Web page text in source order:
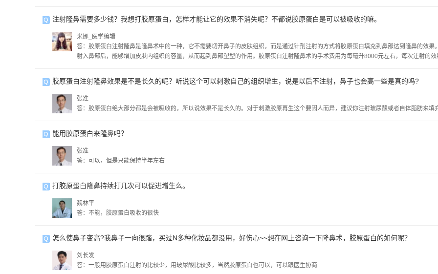
注射隆鼻需要多少钱？我想打胶原蛋白，怎样才能让它的效果不消失呢？不都说胶原蛋白是可以被吸收的嘛。
米娜_医学编辑
答：胶原蛋白注射隆鼻是隆鼻术中的一种，它不需要切开鼻子的皮肤组织，而是通过针剂注射的方式将胶原蛋白填充到鼻部达到隆鼻的效果
射入鼻部后，能够增加皮肤内组织的容量，从而起到鼻部塑型的作用。胶原蛋白注射隆鼻术的手术费用为每毫升8000元左右，每次注射的
胶原蛋白注射隆鼻效果是不是长久的呢？听说这个可以刺激自己的组织增生，说是以后不注射，鼻子也会高一些是真的吗?
张准
答：胶原蛋白绝大部分都是会被吸收的，所以说效果不是长久的。对于刺激胶原再生这个要因人而异，建议你注射玻尿酸或者自体脂肪来填
能用胶原蛋白来隆鼻吗？
张准
答：可以，但是只能保持半年左右
打胶原蛋白隆鼻持续打几次可以促进增生么。
魏林平
答：不能，胶原蛋白吸收的很快
怎么使鼻子变高?我鼻子一向很踏，买过N多种化妆品都没用，好伤心~~想在网上咨询一下隆鼻术，胶原蛋白的如何呢？
刘长发
答：一般用胶原蛋白注射的比较少，用玻尿酸比较多，当然胶原蛋白也可以，可以跟医生协商